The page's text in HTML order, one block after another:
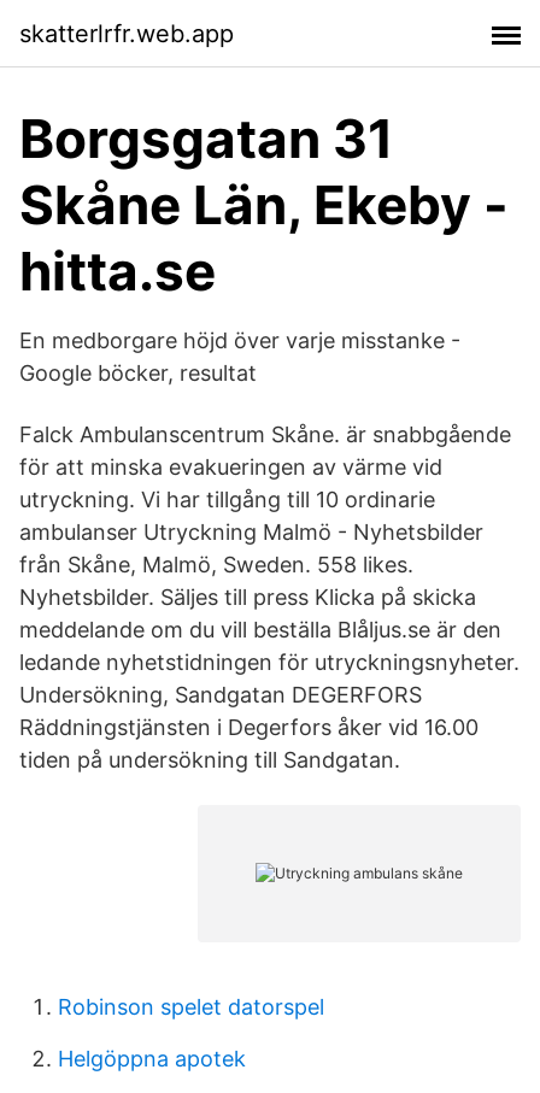
skatterlrfr.web.app
Borgsgatan 31
Skåne Län, Ekeby -
hitta.se
En medborgare höjd över varje misstanke -
Google böcker, resultat
Falck Ambulanscentrum Skåne. är snabbgående
för att minska evakueringen av värme vid
utryckning. Vi har tillgång till 10 ordinarie
ambulanser Utryckning Malmö - Nyhetsbilder
från Skåne, Malmö, Sweden. 558 likes.
Nyhetsbilder. Säljes till press Klicka på skicka
meddelande om du vill beställa Blåljus.se är den
ledande nyhetstidningen för utryckningsnyheter.
Undersökning, Sandgatan DEGERFORS
Räddningstjänsten i Degerfors åker vid 16.00
tiden på undersökning till Sandgatan.
Robinson spelet datorspel
Helgöppna apotek